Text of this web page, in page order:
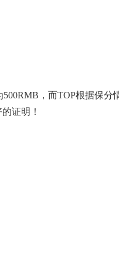
，而TOP根据保分
证明！